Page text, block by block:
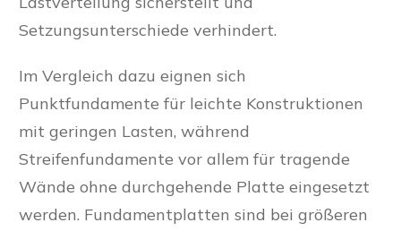
Setzungsunterschiede verhindert.
Im Vergleich dazu eignen sich
Punktfundamente für leichte Konstruktionen
mit geringen Lasten, während
Streifenfundamente vor allem für tragende
Wände ohne durchgehende Platte eingesetzt
werden. Fundamentplatten sind bei größeren